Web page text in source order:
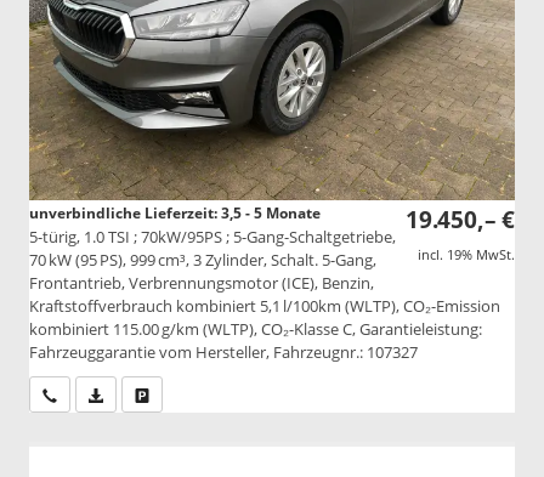
19.450,– €
incl. 19% MwSt.
unverbindliche Lieferzeit: 3,5 - 5 Monate
5-türig, 1.0 TSI ; 70kW/95PS ; 5-Gang-Schaltgetriebe,
70 kW (95 PS), 999 cm³, 3 Zylinder, Schalt. 5-Gang,
Frontantrieb, Verbrennungsmotor (ICE), Benzin,
Kraftstoffverbrauch kombiniert 5,1 l/100km (WLTP), CO₂-Emission
kombiniert 115.00 g/km (WLTP), CO₂-Klasse C, Garantieleistung:
Fahrzeuggarantie vom Hersteller, Fahrzeugnr.: 107327
Wir rufen Sie anPDF-Datei, Fahrzeugexposé drucken